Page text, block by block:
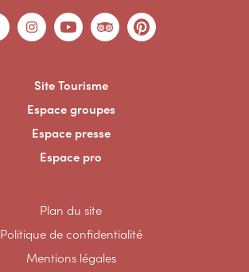
Site Tourisme
Espace groupes
Espace presse
Espace pro
Plan du site
Politique de confidentialité
Mentions légales